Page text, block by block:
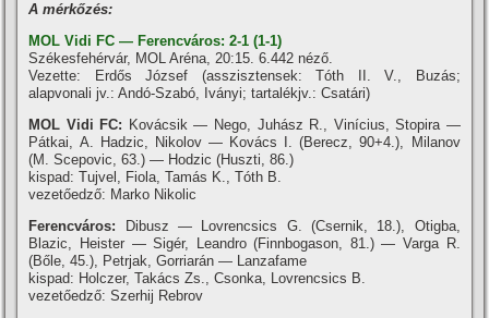
A mérkőzés:
MOL Vidi FC — Ferencváros: 2-1 (1-1)
Székesfehérvár, MOL Aréna, 20:15. 6.442 néző.
Vezette: Erdős József (asszisztensek: Tóth II. V., Buzás;
alapvonali jv.: Andó-Szabó, Iványi; tartalékjv.: Csatári)
MOL Vidi FC: Kovácsik — Nego, Juhász R., Viní­cius, Stopira —
Pátkai, A. Hadzic, Nikolov — Kovács I. (Berecz, 90+4.), Milanov
(M. Scepovic, 63.) — Hodzic (Huszti, 86.)
kispad: Tujvel, Fiola, Tamás K., Tóth B.
vezetőedző: Marko Nikolic
Ferencváros:
Dibusz — Lovrencsics G. (Csernik, 18.), Otigba,
Blazic, Heister — Sigér, Leandro (Finnbogason, 81.) — Varga R.
(Bőle, 45.), Petrjak, Gorriarán — Lanzafame
kispad: Holczer, Takács Zs., Csonka, Lovrencsics B.
vezetőedző: Szerhij Rebrov